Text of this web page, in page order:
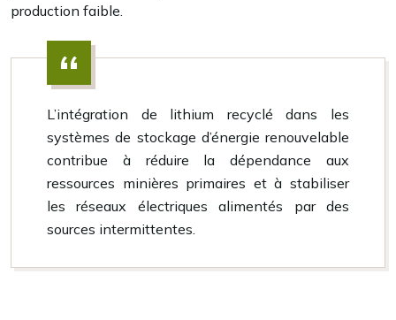
production faible.
L’intégration de lithium recyclé dans les
systèmes de stockage d’énergie renouvelable
contribue à réduire la dépendance aux
ressources minières primaires et à stabiliser
les réseaux électriques alimentés par des
sources intermittentes.